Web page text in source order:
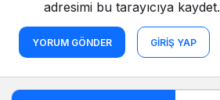
adresimi bu tarayıcıya kaydet.
YORUM GÖNDER GIRIŞ YAP